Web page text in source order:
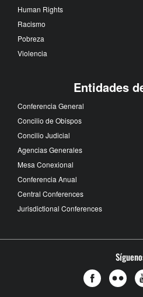
Human Rights
Racismo
Pobreza
Violencia
Entidades
Conferencia General
Concilio de Obispos
Concilio Judicial
Agencias Generales
Mesa Conexional
Conferencia Anual
Central Conferences
Jurisdictional Conferences